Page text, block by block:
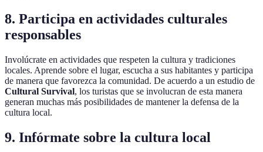
8. Participa en actividades culturales
responsables
Involúcrate en actividades que respeten la cultura y tradiciones
locales. Aprende sobre el lugar, escucha a sus habitantes y participa
de manera que favorezca la comunidad. De acuerdo a un estudio de
Cultural Survival, los turistas que se involucran de esta manera
generan muchas más posibilidades de mantener la defensa de la
cultura local.
9. Infórmate sobre la cultura local